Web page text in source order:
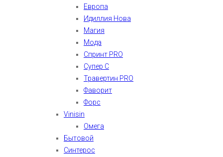
Европа
Идиллия Нова
Магия
Мода
Спринт PRO
Супер С
Травертин PRO
Фаворит
Форс
Vinisin
Омега
Бытовой
Синтерос